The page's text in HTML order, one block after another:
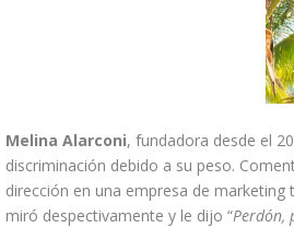
Melina Alarconi, fundadora desde el
discriminación debido a su peso.
dirección en una empresa de
miró despectivamente y le dijo “Perdón,